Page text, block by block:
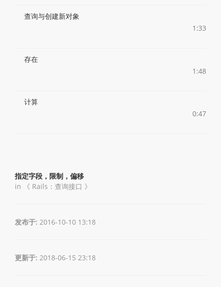
查询与创建新对象
1:33
存在
1:48
计算
0:47
指定字段，限制，偏移
in 《 Rails：查询接口 》
发布于: 2016-10-10 13:18
更新于: 2018-06-15 23:18